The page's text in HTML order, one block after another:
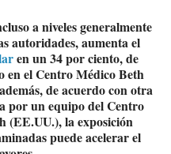
a niveles generalmente
autoridades, aumenta el
en un 34 por ciento, de
en el Centro Médico Beth
de acuerdo con otra
por un equipo del Centro
(EE.UU.), la exposición
puede acelerar el